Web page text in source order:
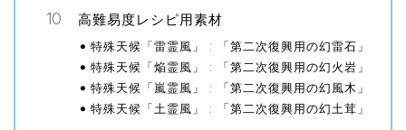
高難易度レシピ用素材
特殊天候「雷霊風」 : 「第二次復興用の幻雷石」
特殊天候「焔霊風」 : 「第二次復興用の幻火岩」
特殊天候「嵐霊風」 : 「第二次復興用の幻風木」
特殊天候「土霊風」 : 「第二次復興用の幻土茸」